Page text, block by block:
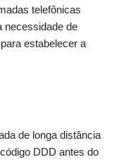
telefônicas
necessidade de
estabelecer a
de longa distância
DDD antes do